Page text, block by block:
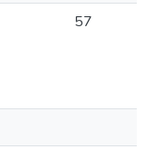
57